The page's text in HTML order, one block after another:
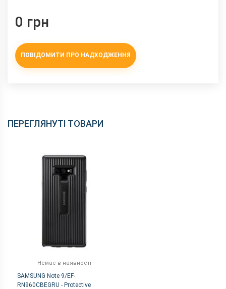
0 грн
ПОВІДОМИТИ ПРО НАДХОДЖЕННЯ
ПЕРЕГЛЯНУТІ ТОВАРИ
Немає в наявності
SAMSUNG Note 9/EF-
RN960CBEGRU - Protective